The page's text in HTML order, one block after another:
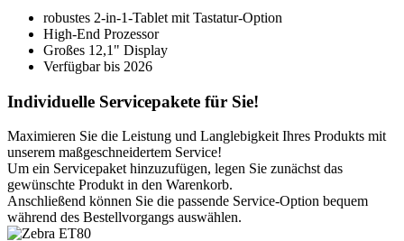
robustes 2-in-1-Tablet mit Tastatur-Option
High-End Prozessor
Großes 12,1" Display
Verfügbar bis 2026
Individuelle Servicepakete für Sie!
Maximieren Sie die Leistung und Langlebigkeit Ihres Produkts mit
unserem maßgeschneidertem Service!
Um ein Servicepaket hinzuzufügen, legen Sie zunächst das
gewünschte Produkt in den Warenkorb.
Anschließend können Sie die passende Service-Option bequem
während des Bestellvorgangs auswählen.